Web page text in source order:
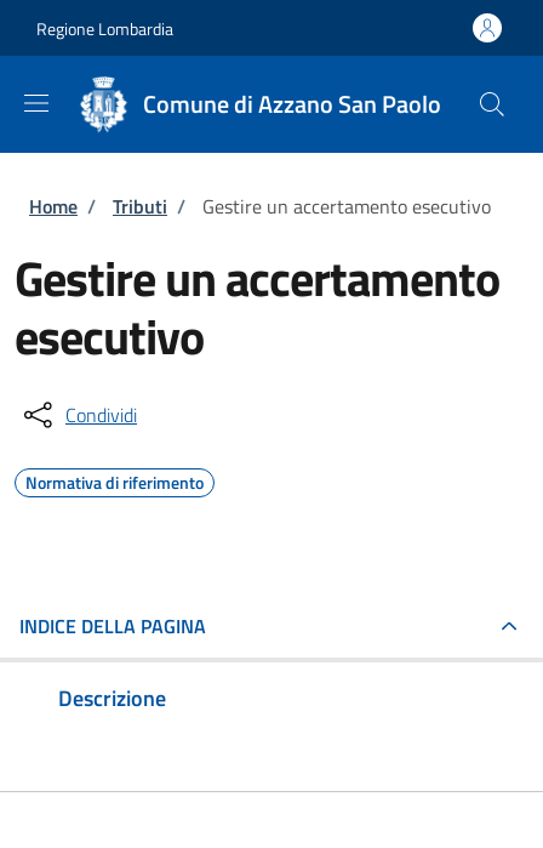
Regione Lombardia
Comune di Azzano San Paolo
Briciole di pane
Home / Tributi / Gestire un accertamento esecutivo
Gestire un accertamento
esecutivo
Condividi
Normativa di riferimento
INDICE DELLA PAGINA
Descrizione